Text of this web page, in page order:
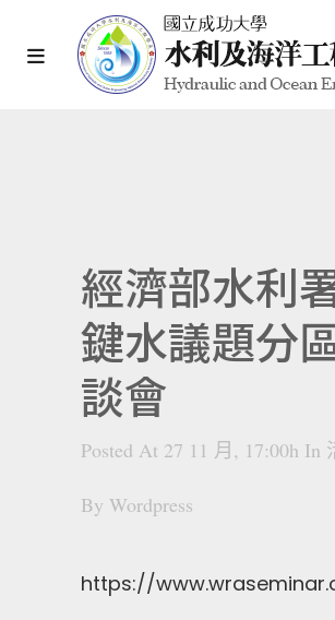
經濟部水利
鍵水議題分
談會
Posted At 27 11 月, 17:00h In
By Wordpress
https://